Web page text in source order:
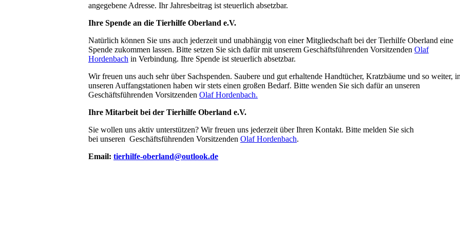
angegebene Adresse. Ihr Jahresbeitrag ist steuerlich absetzbar.
Ihre Spende an die Tierhilfe Oberland e.V.
Natürlich können Sie uns auch jederzeit und unabhängig von einer Mitgliedschaft bei der Tierhilfe Oberland eine
Spende zukommen lassen. Bitte setzen Sie sich dafür mit unserem Geschäftsführenden Vorsitzenden Olaf
Hordenbach in Verbindung. Ihre Spende ist steuerlich absetzbar.
Wir freuen uns auch sehr über Sachspenden. Saubere und gut erhaltende Handtücher, Kratzbäume und so weiter,
unseren Auffangstationen haben wir stets einen großen Bedarf. Bitte wenden Sie sich dafür an unseren
Geschäftsführenden Vorsitzenden Olaf Hordenbach.
Ihre Mitarbeit bei der Tierhilfe Oberland e.V.
Sie wollen uns aktiv unterstützen? Wir freuen uns jederzeit über Ihren Kontakt. Bitte melden Sie sich
bei unseren Geschäftsführenden Vorsitzenden Olaf Hordenbach.
Email: tierhilfe-oberland@outlook.de